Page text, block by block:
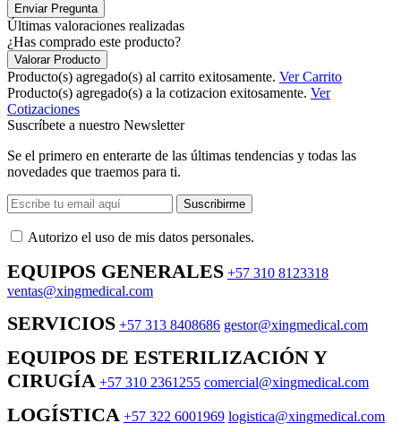
Enviar Pregunta
Últimas valoraciones realizadas
¿Has comprado este producto?
Valorar Producto
Producto(s) agregado(s) al carrito exitosamente. Ver Carrito
Producto(s) agregado(s) a la cotizacion exitosamente. Ver
Cotizaciones
Suscríbete a nuestro Newsletter
Se el primero en enterarte de las últimas tendencias y todas las
novedades que traemos para ti.
Suscribirme
Autorizo ​​el uso de mis datos personales.
EQUIPOS GENERALES +57 310 8123318
ventas@xingmedical.com
SERVICIOS +57 313 8408686 gestor@xingmedical.com
EQUIPOS DE ESTERILIZACIÓN Y
CIRUGÍA +57 310 2361255 comercial@xingmedical.com
LOGÍSTICA +57 322 6001969 logistica@xingmedical.com